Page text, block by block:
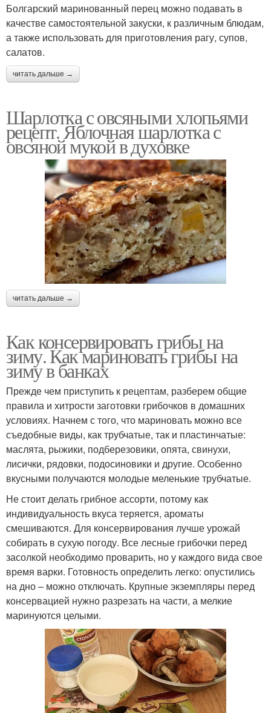
Болгарский маринованный перец можно подавать в
качестве самостоятельной закуски, к различным блюдам,
а также использовать для приготовления рагу, супов,
салатов.
читать дальше →
Шарлотка с овсяными хлопьями
рецепт. Яблочная шарлотка с
овсяной мукой в духовке
читать дальше →
Как консервировать грибы на
зиму. Как мариновать грибы на
зиму в банках
Прежде чем приступить к рецептам, разберем общие
правила и хитрости заготовки грибочков в домашних
условиях. Начнем с того, что мариновать можно все
съедобные виды, как трубчатые, так и пластинчатые:
маслята, рыжики, подберезовики, опята, свинухи,
лисички, рядовки, подосиновики и другие. Особенно
вкусными получаются молодые меленькие трубчатые.
Не стоит делать грибное ассорти, потому как
индивидуальность вкуса теряется, ароматы
смешиваются. Для консервирования лучше урожай
собирать в сухую погоду. Все лесные грибочки перед
засолкой необходимо проварить, но у каждого вида свое
время варки. Готовность определить легко: опустились
на дно – можно отключать. Крупные экземпляры перед
консервацией нужно разрезать на части, а мелкие
маринуются целыми.